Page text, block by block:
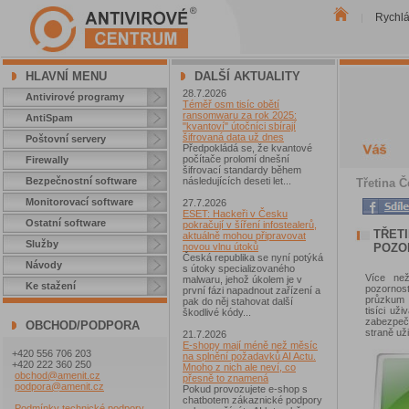
HLAVNÍ MENU
Antivirové programy
AntiSpam
Poštovní servery
Firewally
Bezpečnostní software
Monitorovací software
Ostatní software
Služby
Návody
Ke stažení
OBCHOD/PODPORA
+420 556 706 203
+420 222 360 250
obchod@amenit.cz
podpora@amenit.cz
DALŠÍ AKTUALITY
28.7.2026
Téměř osm tisíc obětí
ransomwaru za rok 2025:
"kvantoví" útočníci sbírají
šifrovaná data už dnes
Předpokládá se, že kvantové
počítače prolomí dnešní
šifrovací standardy během
následujících deseti let...
27.7.2026
ESET: Hackeři v Česku
pokračují v šíření infostealerů,
aktuálně mohou připravovat
novou vlnu útoků
Česká republika se nyní potýká
s útoky specializovaného
malwaru, jehož úkolem je v
první fázi napadnout zařízení a
pak do něj stahovat další
škodlivé kódy...
21.7.2026
E-shopy mají méně než měsíc
na splnění požadavků AI Actu.
Mnoho z nich ale neví, co
přesně to znamená
Pokud provozujete e-shop s
chatbotem zákaznické podpory
Třetina
Více
průzkum
tisíci
straně